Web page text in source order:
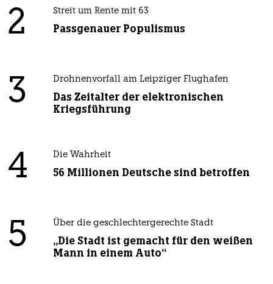
2 Streit um Rente mit 63
Passgenauer Populismus
3 Drohnenvorfall am Leipziger Flughafen
Das Zeitalter der elektronischen
Kriegsführung
4 Die Wahrheit
56 Millionen Deutsche sind betroffen
5 Über die geschlechtergerechte Stadt
„Die Stadt ist gemacht für den weißen
Mann in einem Auto“